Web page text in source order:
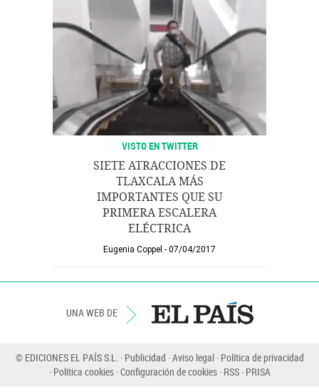
VISTO EN TWITTER
SIETE ATRACCIONES DE
TLAXCALA MÁS
IMPORTANTES QUE SU
PRIMERA ESCALERA
ELÉCTRICA
Eugenia Coppel 07/04/2017
UNA WEB DE
© EDICIONES EL PAÍS S.L. Publicidad Aviso legal Política de privacidad
Política cookies Configuración de cookies RSS PRISA